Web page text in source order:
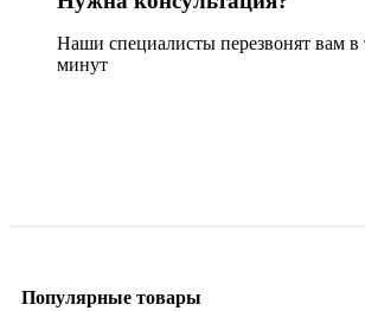
Наши специалисты перезвонят вам в
минут
Популярные товары